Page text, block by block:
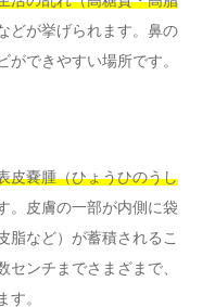
どが挙げられます。鼻の
できやすい場所です。
皮嚢腫（ひょうひのうし
。皮膚の一部が内側に袋
脂など）が蓄積されるこ
ンチまでさまざまで、
。